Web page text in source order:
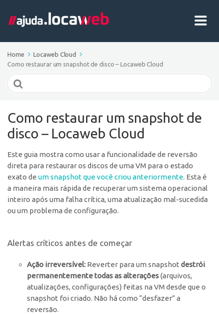
Home
Locaweb Cloud
Como restaurar um snapshot de disco – Locaweb Cloud
Search
For
Como restaurar um snapshot de
disco – Locaweb Cloud
Este guia mostra como usar a funcionalidade de reversão
direta para restaurar os discos de uma VM para o estado
exato de um snapshot que você criou anteriormente. Esta é
a maneira mais rápida de recuperar um sistema operacional
inteiro após uma falha crítica, uma atualização mal-sucedida
ou um problema de configuração.
Alertas críticos antes de começar
Ação irreversível: Reverter para um snapshot destrói
permanentemente todas as alterações(arquivos,
atualizações, configurações) feitas na VM desde que o
snapshot foi criado. Não há como “desfazer” a
reversão.